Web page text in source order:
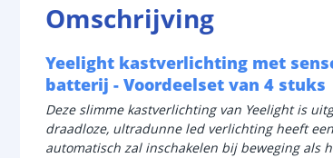
Omschrijving
Yeelight kastverlichting met
batterij - Voordeelset van 4 stuks
Deze slimme kastverlichting van Yeelight is
draadloze, ultradunne led verlichting heeft
automatisch zal inschakelen bij beweging als